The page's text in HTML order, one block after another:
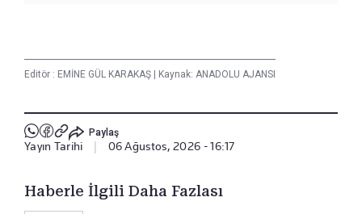
Editör : EMİNE GÜL KARAKAŞ Kaynak: ANADOLU AJANSI
Paylaş
Yayın Tarihi 06 Ağustos, 2026 - 16:17
Haberle İlgili Daha Fazlası